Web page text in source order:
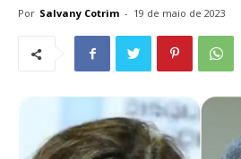
Por Salvany Cotrim - 19 de maio de 2023